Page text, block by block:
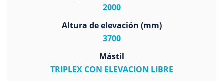
2000
Altura de elevación (mm)
3700
Mástil
TRIPLEX CON ELEVACION LIBRE